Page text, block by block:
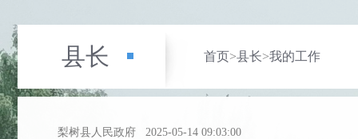
县长 首页>县长>我的工作
梨树县人民政府 2025-05-14 09:03:00